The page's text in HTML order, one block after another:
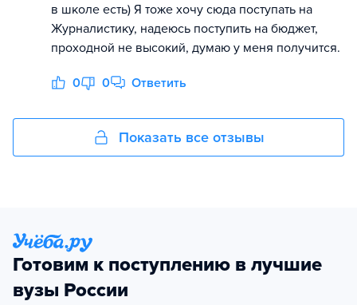
в школе есть) Я тоже хочу сюда поступать на
Журналистику, надеюсь поступить на бюджет,
проходной не высокий, думаю у меня получится.
0 0 Ответить
Показать все отзывы
Готовим к поступлению в лучшие
вузы России